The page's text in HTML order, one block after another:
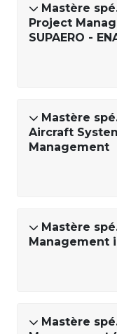
Mastère
Project
SUPAERO -
Mastère
Aircraft
Management
Mastère
Management
Mastère